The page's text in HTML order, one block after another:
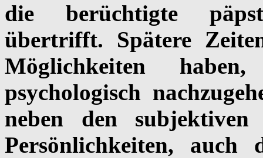
die berüchtigte
übertrifft. Spätere
Möglichkeiten
psychologisch
neben den
Persönlichkeiten, auch